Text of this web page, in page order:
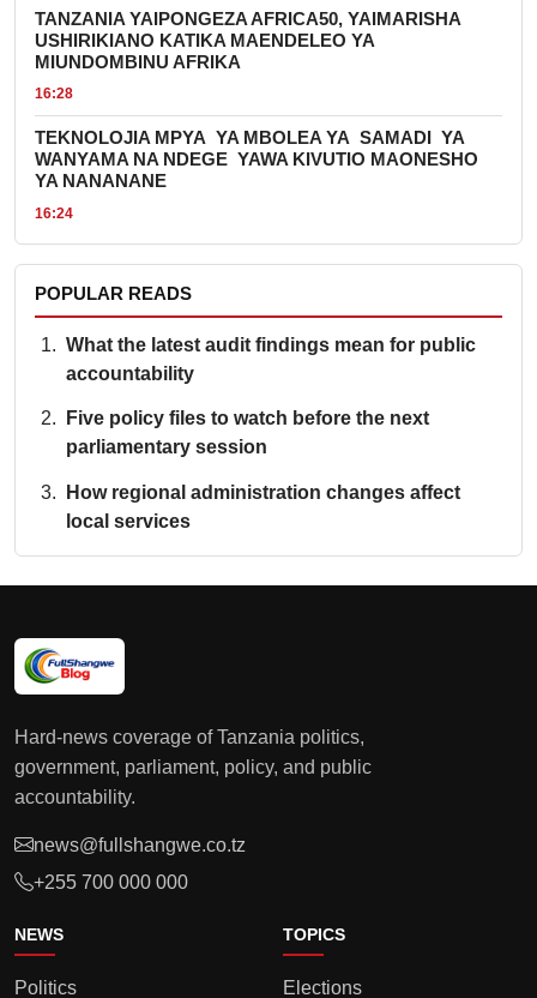
TANZANIA YAIPONGEZA AFRICA50, YAIMARISHA
USHIRIKIANO KATIKA MAENDELEO YA
MIUNDOMBINU AFRIKA
16:28
TEKNOLOJIA MPYA YA MBOLEA YA SAMADI YA
WANYAMA NA NDEGE YAWA KIVUTIO MAONESHO
YA NANANANE
16:24
POPULAR READS
What the latest audit findings mean for public
accountability
Five policy files to watch before the next
parliamentary session
How regional administration changes affect
local services
Hard-news coverage of Tanzania politics,
government, parliament, policy, and public
accountability.
news@fullshangwe.co.tz
+255 700 000 000
NEWS
Politics
TOPICS
Elections